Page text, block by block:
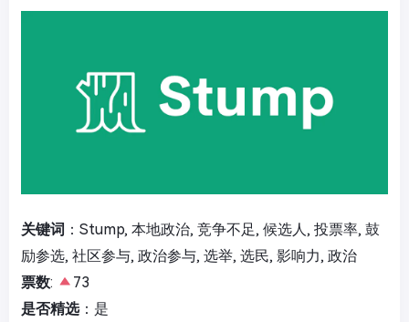
关键词 ：Stump, 本地政治, 竞争不足, 候选人, 投票率, 鼓
励参选, 社区参与, 政治参与, 选举, 选民, 影响力, 政治
票数:
73
是否精选：是